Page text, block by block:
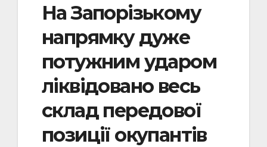
На Запорізькому
напрямку дуже
потужним ударом
ліквідовано весь
склад передової
позиції окупантів